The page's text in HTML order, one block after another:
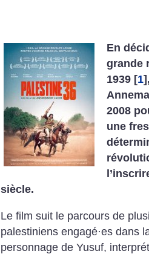
En
grande
1939 [1]
2008
une
siècle.
Le film suit le parcours de
palestiniens engagé·es dans
personnage de Yusuf,